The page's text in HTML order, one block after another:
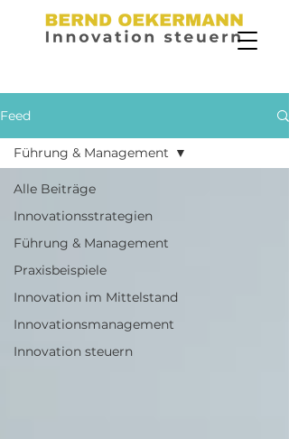
Feed
Alle Beiträge
Innovationsstrategien
Führung & Management
Praxisbeispiele
Innovation im Mittelstand
Innovationsmanagement
Innovation steuern
Führung & Management